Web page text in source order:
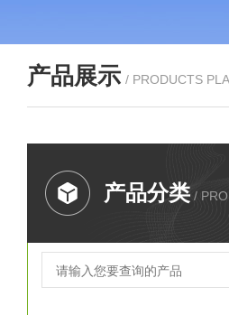
产品展示 / PRODUCTS
产品分类 /